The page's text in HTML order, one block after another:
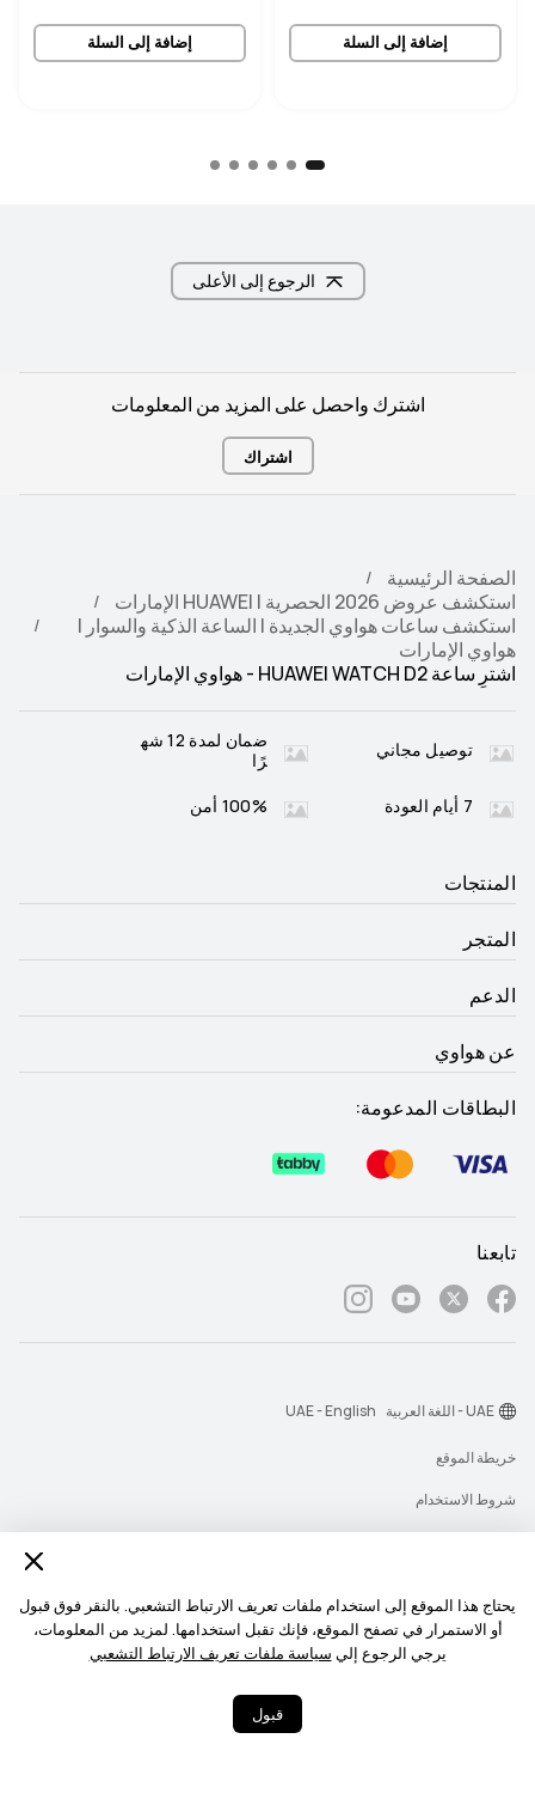
يحتاج هذا الموقع إلى استخدام ملفات تعريف الارتباط التشعبي. بالنقر فوق قبول
أو الاستمرار في تصفح الموقع، فإنك تقبل استخدامها. لمزيد من المعلومات،
يرجي الرجوع إلي سياسة ملفات تعريف الارتباط التشعبي
قبول
إضافة إلى السلة إضافة إلى السلة
الرجوع إلى الأعلى
اعثر على الفوائد غير
المتوقعة لك
تحدث معنا >
مساءً)
اشترك واحصل على المزيد من المعلومات
اشتراك
الصفحة الرئيسية
استكشف عروض 2026 الحصرية | HUAWEI الإمارات
استكشف ساعات هواوي الجديدة | الساعة الذكية والسوار |
هواوي الإمارات
اشترِ ساعة HUAWEI WATCH D2 - هواوي الإمارات
توصيل مجاني
ضمان لمدة 12 شه
رًا
7 أيام العودة 100% أمن
المنتجات
المتجر
الدعم
عن هواوي
البطاقات المدعومة:
تابعنا
‎©2026 Huawei Device Co., Ltd. All rights reserved.‎
خريطة الموقع
شروط الاستخدام
UAE - اللغة العربية UAE - English